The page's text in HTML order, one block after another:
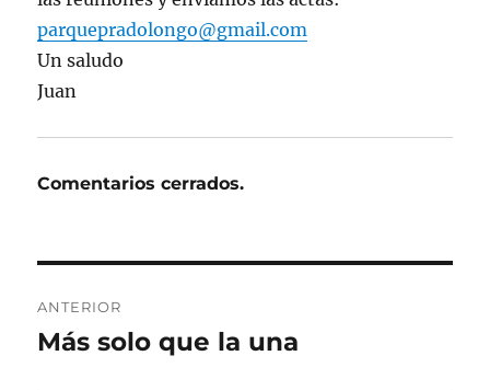
parquepradolongo@gmail.com
Un saludo
Juan
Comentarios cerrados.
de
ANTERIOR
Entrada
Más solo que la una